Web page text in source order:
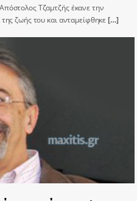
Τζαμτζής έκανε την
ζωής του και ανταμείφθηκε[…]